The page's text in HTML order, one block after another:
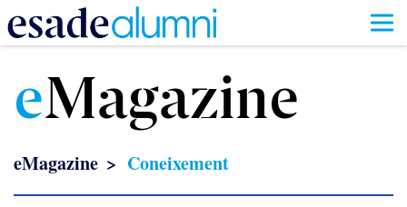
contingut
eMagazine
eMagazine Coneixement